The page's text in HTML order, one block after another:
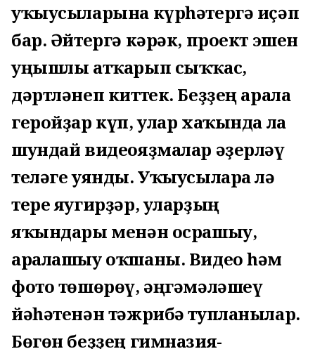
уҡыусыларына күрһәтергә иҫәп
бар. Әйтергә кәрәк, проект эшен
уңышлы атҡарып сыҡҡас,
дәртләнеп киттек. Беҙҙең арала
геройҙар күп, улар хаҡында ла
шундай видеояҙмалар әҙерләү
теләге уянды. Уҡыусыларға лә
тере яугирҙәр, уларҙың
яҡындары менән осрашыу,
аралашыу оҡшаны. Видео һәм
фото төшөрөү, әңгәмәләшеү
йәһәтенән тәжрибә тупланылар.
Бөгөн беҙҙең гимназия-